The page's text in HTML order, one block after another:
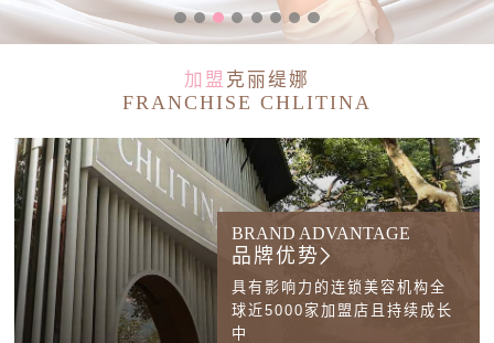
加盟 克丽缇娜
FRANCHISE CHLITINA
BRAND ADVANTAGE
品牌优势
具有影响力的连锁美容机构全
球近5000家加盟店且持续成长
中